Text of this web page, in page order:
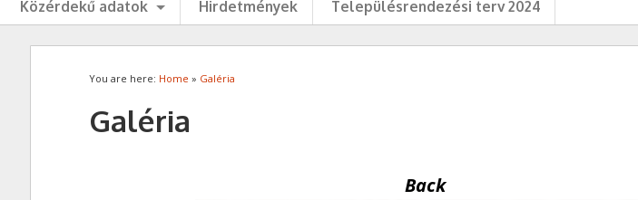
Közérdekű adatok
Hirdetmények Településrendezési terv 2024
You are here: Home » Galéria
Galéria
Back